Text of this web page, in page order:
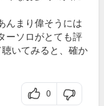
んまり偉そうには
ーソロがとても評
いてみると、確か
0